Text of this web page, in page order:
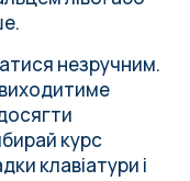
незручним.
курс
клавіатури і